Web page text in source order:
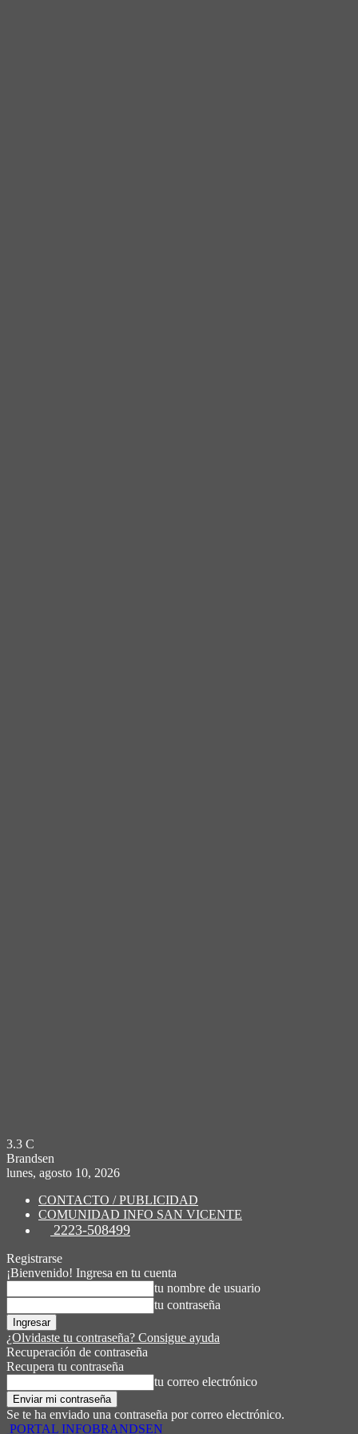
3.3 C
Brandsen
lunes, agosto 10, 2026
CONTACTO / PUBLICIDAD
COMUNIDAD INFO SAN VICENTE
2223-508499
Registrarse
¡Bienvenido! Ingresa en tu cuenta
tu nombre de usuario
tu contraseña
¿Olvidaste tu contraseña? Consigue ayuda
Recuperación de contraseña
Recupera tu contraseña
tu correo electrónico
Se te ha enviado una contraseña por correo electrónico.
PORTAL INFOBRANDSEN